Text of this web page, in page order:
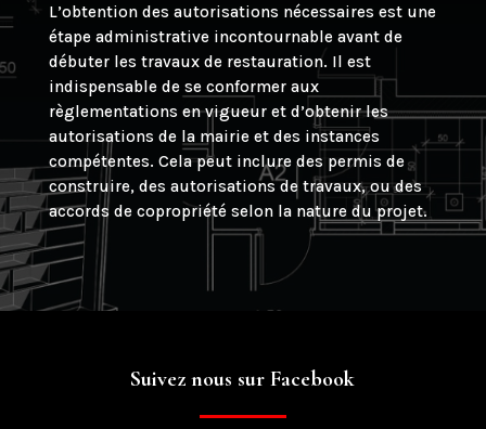
L’obtention des autorisations nécessaires est une
étape administrative incontournable avant de
débuter les travaux de restauration. Il est
indispensable de se conformer aux
règlementations en vigueur et d’obtenir les
autorisations de la mairie et des instances
compétentes. Cela peut inclure des permis de
construire, des autorisations de travaux, ou des
accords de copropriété selon la nature du projet.
Suivez nous sur Facebook